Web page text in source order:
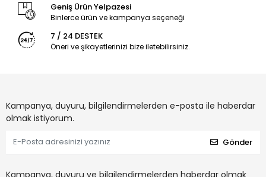
Geniş Ürün Yelpazesi
Binlerce ürün ve kampanya seçeneği
7 / 24 DESTEK
Öneri ve şikayetlerinizi bize iletebilirsiniz.
Kampanya, duyuru, bilgilendirmelerden e-posta ile haberdar
olmak istiyorum.
Gönder
Kampanya, duyuru ve bilgilendirmelerden haberdar olmak